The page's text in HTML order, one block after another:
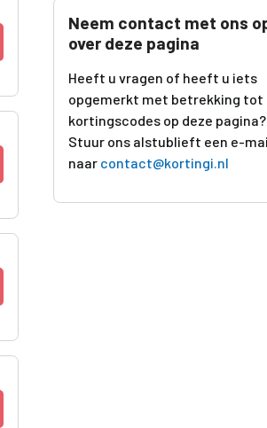
Neem contact met ons
over deze pagina
Heeft u vragen of heeft u iets
opgemerkt met betrekking tot
kortingscodes op deze pagina?
Stuur ons alstublieft een e-
naar contact@kortingi.nl